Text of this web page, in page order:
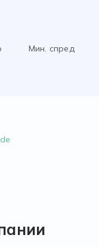
Мин. спред